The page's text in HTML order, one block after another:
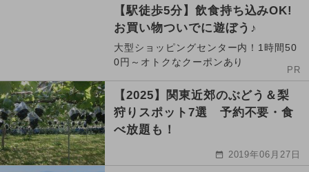
【駅徒歩5分】飲食持ち込みOK!
お買い物ついでに遊ぼう♪
大型ショッピングセンター内！1時間50
0円～オトクなクーポンあり
PR
【2025】関東近郊のぶどう＆梨
狩りスポット7選 予約不要・食
べ放題も！
2019年06月27日